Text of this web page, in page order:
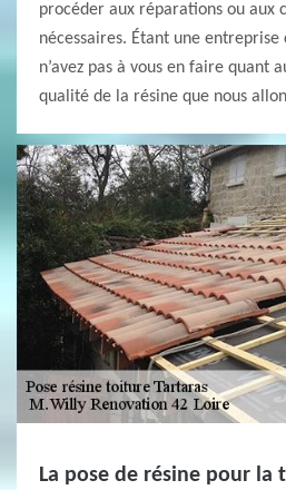
procéder aux réparations ou aux
nécessaires. Étant une entreprise
n’avez pas à vous en faire quant
qualité de la résine que nous
La pose de résine pour la